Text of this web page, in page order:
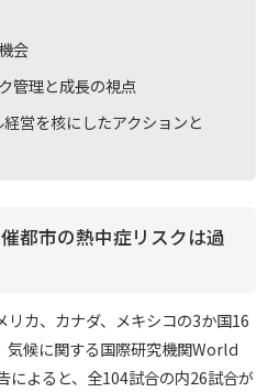
会
管理と成長の視点
営を核にしたアクションと
都市の熱中症リスクは過
リカ、カナダ、メキシコの3か国16
気候に関する国際研究機関World
よると、全104試合の内26試合が